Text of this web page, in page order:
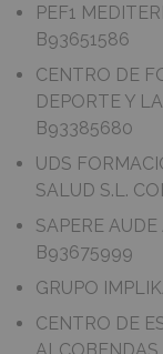
PEF1
B93651586
CENTRO DE
DEPORTE Y
B93385680
UDS
SALUD S.L.
SAPERE
B93675999
GRUPO
CENTRO DE
ALCOBENDAS